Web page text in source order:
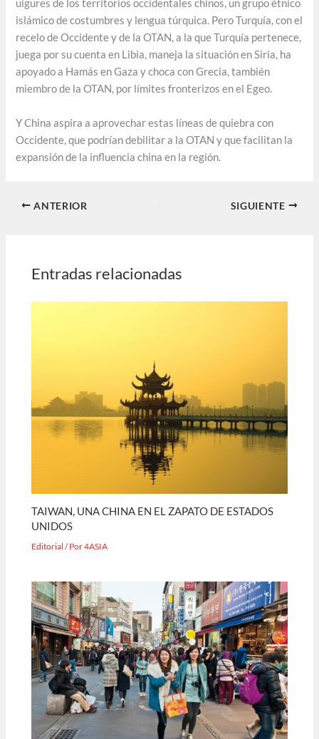
uigures de los territorios occidentales chinos, un grupo étnico
islámico de costumbres y lengua túrquica. Pero Turquía, con el
recelo de Occidente y de la OTAN, a la que Turquía pertenece,
juega por su cuenta en Libia, maneja la situación en Siria, ha
apoyado a Hamás en Gaza y choca con Grecia, también
miembro de la OTAN, por límites fronterizos en el Egeo.
Y China aspira a aprovechar estas líneas de quiebra con
Occidente, que podrían debilitar a la OTAN y que facilitan la
expansión de la influencia china en la región.
ANTERIOR SIGUIENTE
Entradas relacionadas
TAIWAN, UNA CHINA EN EL ZAPATO DE ESTADOS
UNIDOS
Editorial / Por4ASIA